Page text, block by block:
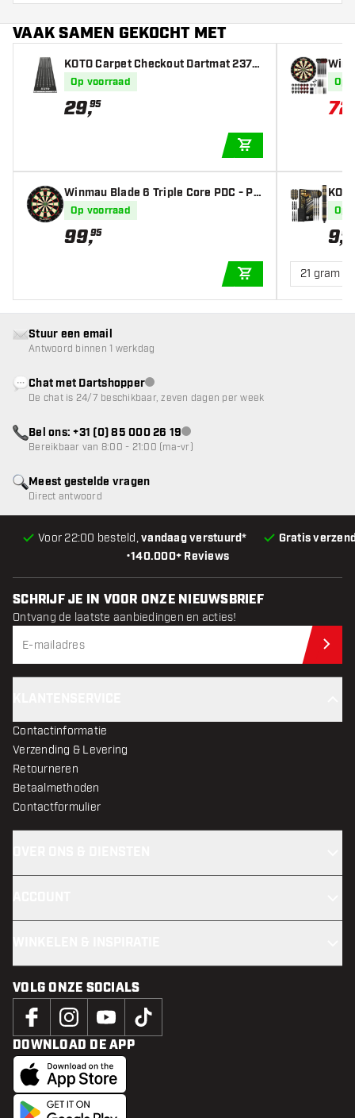
VAAK SAMEN GEKOCHT MET
KOTO Carpet Checkout Dartmat 237x
60cm
Op voorraad
29,95
Winmau Blade 6 Triple Core PDC - Pr
ofessioneel Dartbord
Op voorraad
99,95
IN WINKELWAGEN
Op
72
jlen
Op
9,95
21 gram
•140.000+ Reviews
Voor 22:00 besteld,vandaag verstuurd* Gratis
Meest gestelde vragen
Direct antwoord
Stuur een email
Antwoord binnen 1 werkdag
Chat met Dartshopperklantenservice niet beschikbaar
De chat is 24/7 beschikbaar, zeven dagen per week
Bel ons: +31 (0) 85 000 26 19klantenservice niet beschikbaar
Bereikbaar van 8:00 - 21:00 (ma-vr)
SCHRIJF JE IN VOOR ONZE NIEUWSBRIEF
Ontvang de laatste aanbiedingen en acties!
Contactinformatie
Verzending & Levering
Retourneren
Betaalmethoden
Contactformulier
VOLG ONZE SOCIALS
DOWNLOAD DE APP